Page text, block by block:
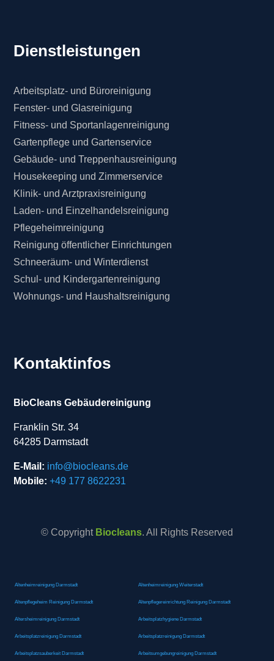
Dienstleistungen
Arbeitsplatz- und Büroreinigung
Fenster- und Glasreinigung
Fitness- und Sportanlagenreinigung
Gartenpflege und Gartenservice
Gebäude- und Treppenhausreinigung
Housekeeping und Zimmerservice
Klinik- und Arztpraxisreinigung
Laden- und Einzelhandelsreinigung
Pflegeheimreinigung
Reinigung öffentlicher Einrichtungen
Schneeräum- und Winterdienst
Schul- und Kindergartenreinigung
Wohnungs- und Haushaltsreinigung
Kontaktinfos
BioCleans Gebäudereinigung
Franklin Str. 34
64285 Darmstadt
E-Mail: info@biocleans.de
Mobile: +49 177 8622231
© Copyright Biocleans. All Rights Reserved
Altenheimreinigung Darmstadt Altenheimreinigung Weiterstadt
Altenpflegeheim Reinigung Darmstadt Altenpflegereinrichtung Reinigung Darmstadt
Altersheimreinigung Darmstadt Arbeitsplatzhygiene Darmstadt
Arbeitsplatzreinigung Darmstadt Arbeitsplatzreinigung Darmstadt
Arbeitsplatzsauberkeit Darmstadt Arbeitsumgebungreinigung Darmstadt